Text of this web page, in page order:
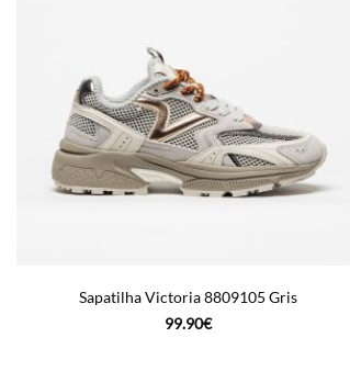
Sapatilha Victoria 8809105 Gris
99.90€